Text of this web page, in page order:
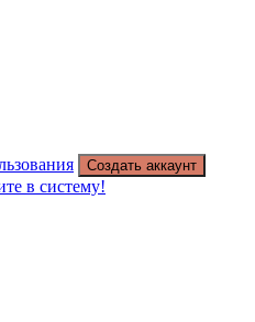
Создать аккаунт
в систему!